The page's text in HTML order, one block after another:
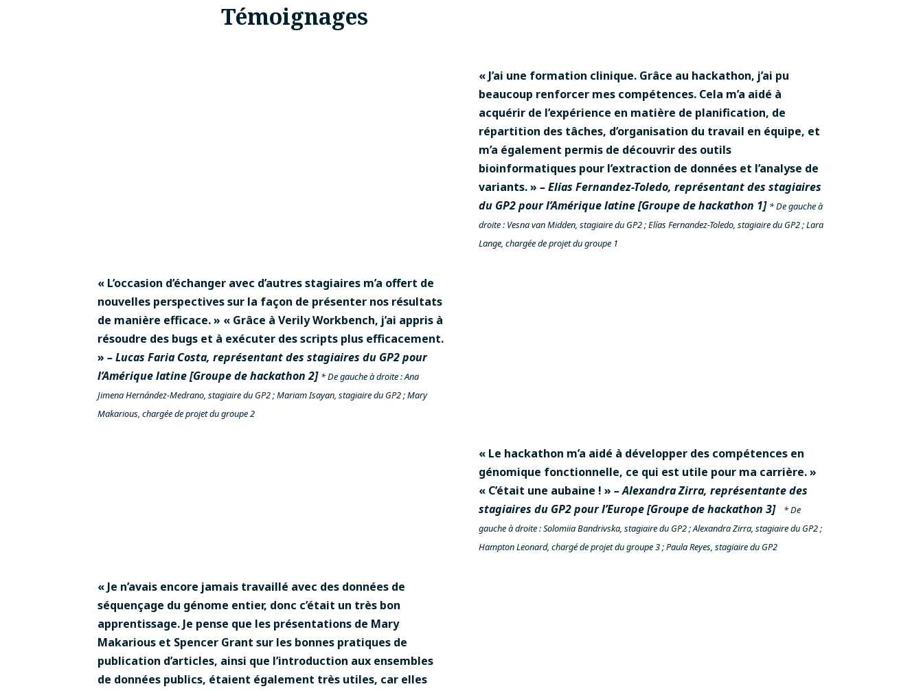
Témoignages
« J’ai une formation clinique. Grâce au hackathon, j’ai pu
beaucoup renforcer mes compétences. Cela m’a aidé à
acquérir de l’expérience en matière de planification, de
répartition des tâches, d’organisation du travail en équipe, et
m’a également permis de découvrir des outils
bioinformatiques pour l’extraction de données et l’analyse de
variants. » – Elías Fernandez-Toledo, représentant des stagiaires
du GP2 pour l’Amérique latine [Groupe de hackathon 1] * De gauche à
droite : Vesna van Midden, stagiaire du GP2 ; Elías Fernandez-Toledo, stagiaire du GP2 ; Lara
Lange, chargée de projet du groupe 1
« L’occasion d’échanger avec d’autres stagiaires m’a offert de
nouvelles perspectives sur la façon de présenter nos résultats
de manière efficace. » « Grâce à Verily Workbench, j’ai appris à
résoudre des bugs et à exécuter des scripts plus efficacement.
» – Lucas Faria Costa, représentant des stagiaires du GP2 pour
l’Amérique latine [Groupe de hackathon 2] * De gauche à droite : Ana
Jimena Hernández-Medrano, stagiaire du GP2 ; Mariam Isayan, stagiaire du GP2 ; Mary
Makarious, chargée de projet du groupe 2
« Le hackathon m’a aidé à développer des compétences en
génomique fonctionnelle, ce qui est utile pour ma carrière. »
« C’était une aubaine ! » – Alexandra Zirra, représentante des
stagiaires du GP2 pour l’Europe [Groupe de hackathon 3]
* De
gauche à droite : Solomiia Bandrivska, stagiaire du GP2 ; Alexandra Zirra, stagiaire du GP2 ;
Hampton Leonard, chargé de projet du groupe 3 ; Paula Reyes, stagiaire du GP2
« Je n’avais encore jamais travaillé avec des données de
séquençage du génome entier, donc c’était un très bon
apprentissage. Je pense que les présentations de Mary
Makarious et Spencer Grant sur les bonnes pratiques de
publication d’articles, ainsi que l’introduction aux ensembles
de données publics, étaient également très utiles, car elles